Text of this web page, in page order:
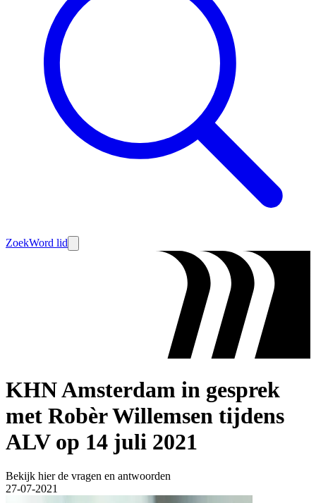
ZoekWord lid
KHN Amsterdam in gesprek
met Robèr Willemsen tijdens
ALV op 14 juli 2021
Bekijk hier de vragen en antwoorden
27-07-2021